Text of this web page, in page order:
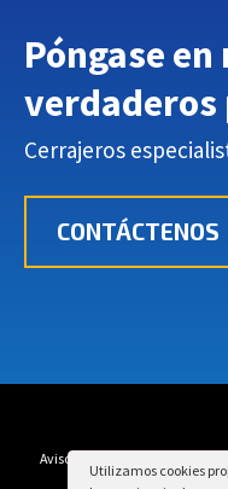
Utilizamos cookies
Póngase
Cerrajeros
CONTÁCTENOS
Aviso Legal